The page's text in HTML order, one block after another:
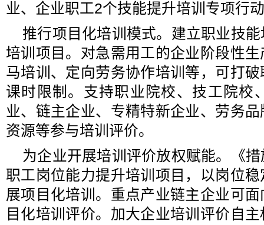
业、企业职工2个技能提升培训专项行
推行项目化培训模式。建立职业技
培训项目。对急需用工的企业阶段性
马培训、定向劳务协作培训等，可打
课时限制。支持职业院校、技工院校
业、链主企业、专精特新企业、劳务
资源等参与培训评价。
为企业开展培训评价放权赋能。《
职工岗位能力提升培训项目，以岗位
展项目化培训。重点产业链主企业可
目化培训评价。加大企业培训评价自